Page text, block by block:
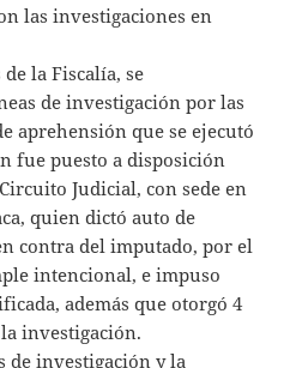
las investigaciones en
la Fiscalía, se
de investigación por las
aprehensión que se ejecutó
fue puesto a disposición
Judicial, con sede en
quien dictó auto de
contra del imputado, por el
intencional, e impuso
además que otorgó 4
investigación.
de investigación y la